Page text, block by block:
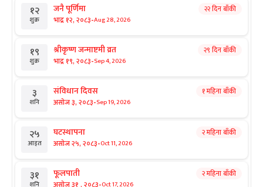
१२
शुक्र
जनै पूर्णिमा
भाद्र १२, २०८३-Aug 28, 2026
२२ दिन बाँकी
१९
शुक्र
श्रीकृष्ण जन्माष्टमी व्रत
भाद्र १९, २०८३-Sep 4, 2026
२९ दिन बाँकी
३
शनि
संविधान दिवस
असोज ३, २०८३-Sep 19, 2026
१ महिना बाँकी
२५
आइत
घटस्थापना
असोज २५, २०८३-Oct 11, 2026
२ महिना बाँकी
३१
शनि
फूलपाती
Oct 17, 2026
२ महिना बाँकी